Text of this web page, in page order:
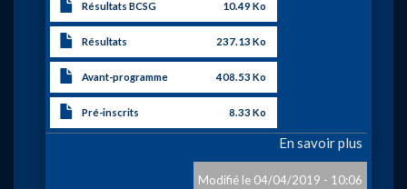
Résultats BCSG 10.49 Ko
Résultats 237.13 Ko
Avant-programme 408.53 Ko
Pré-inscrits 8.33 Ko
En savoir plus
04/04/2019 - 10:06